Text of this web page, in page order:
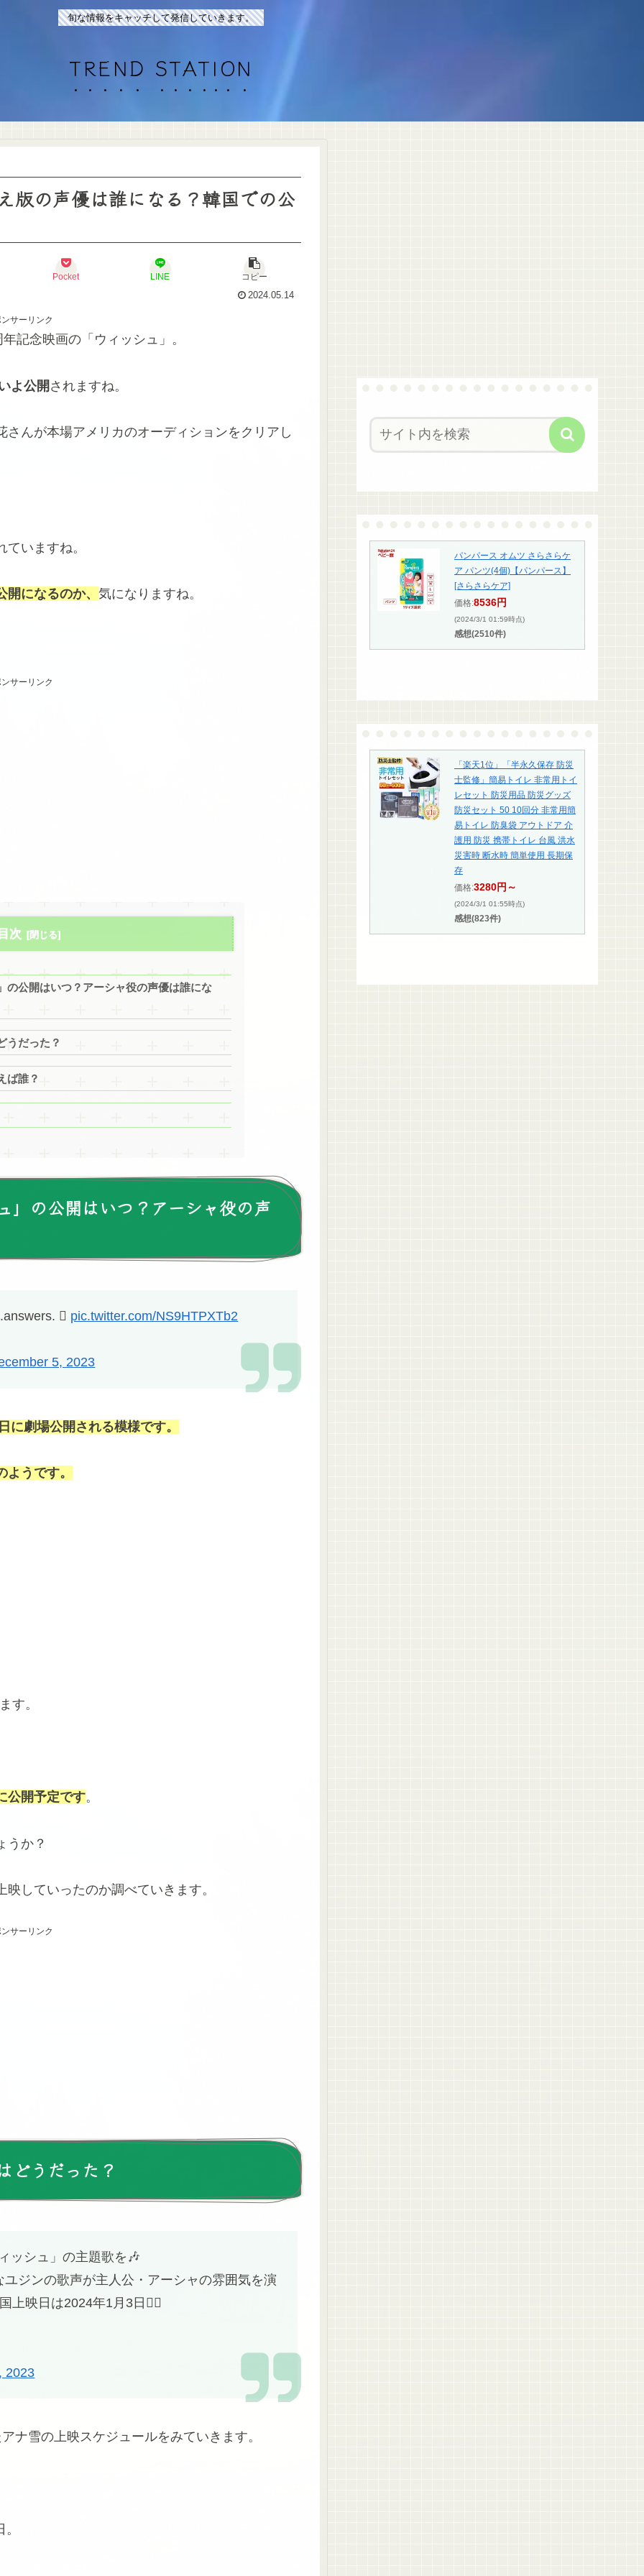
旬な情報をキャッチして発信していきます。
TREND STATION
版の声優は誰になる？韓国での公
Pocket LINE
コピー
2024.05.14
サーリンク
記念映画の「ウィッシュ」。
よ公開 されますね。
んが本場アメリカのオーディションをクリアし
いますね。
になるのか、 気になりますね。
サーリンク
次
の公開はいつ？アーシャ役の声優は誰にな
うだった？
ば誰？
」の公開はいつ？アーシャ役の声
 pic.twitter.com/NS9HTPXTb2
5, 2023
に劇場公開される模様です。
うです。
す。
公開予定です。
うか？
していったのか調べていきます。
サーリンク
どうだった？
ッシュ」の主題歌を🎶
ジンの歌声が主人公・アーシャの雰囲気を演
上映日は2024年1月3日🧚‍♀️
2023
ナ雪の上映スケジュールをみていきます。
パンパース オムツ さらさらケ
ア パンツ(4個)【パンパース】
[さらさらケア]
価格:8536円
(2024/3/1 01:59時点)
感想(2510件)
「楽天1位」「半永久保存 防災
士監修」簡易トイレ 非常用トイ
レセット 防災用品 防災グッズ
防災セット 50 10回分 非常用簡
易トイレ 防臭袋 アウトドア 介
護用 防災 携帯トイレ 台風 洪水
災害時 断水時 簡単使用 長期保
存
価格:3280円～
(2024/3/1 01:55時点)
感想(823件)